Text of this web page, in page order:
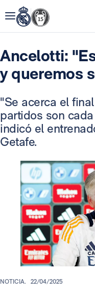
Ancelotti:
y queremos
"Se acerca el
partidos son
indicó el
Getafe.
NOTICIA. 22/04/2025